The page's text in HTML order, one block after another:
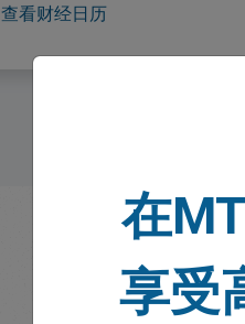
查看财经日历
在
享受